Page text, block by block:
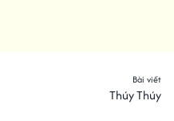
Bài viết
Thúy Thúy